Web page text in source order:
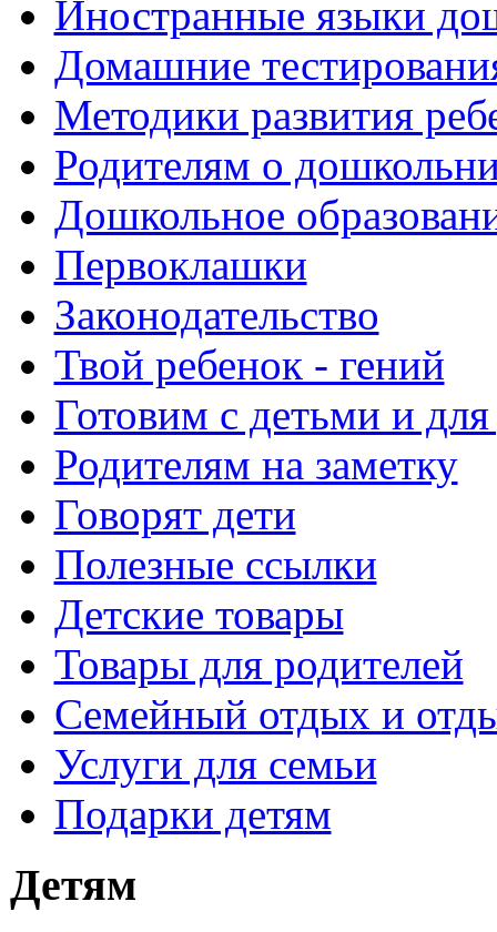
Иностранные языки
Домашние
Методики развития
Родителям о
Дошкольное
Первоклашки
Законодательство
Твой ребенок - гений
Готовим с детьми и для
Родителям на заметку
Говорят дети
Полезные ссылки
Детские товары
Товары для родителей
Семейный отдых и
Услуги для семьи
Подарки детям
Детям